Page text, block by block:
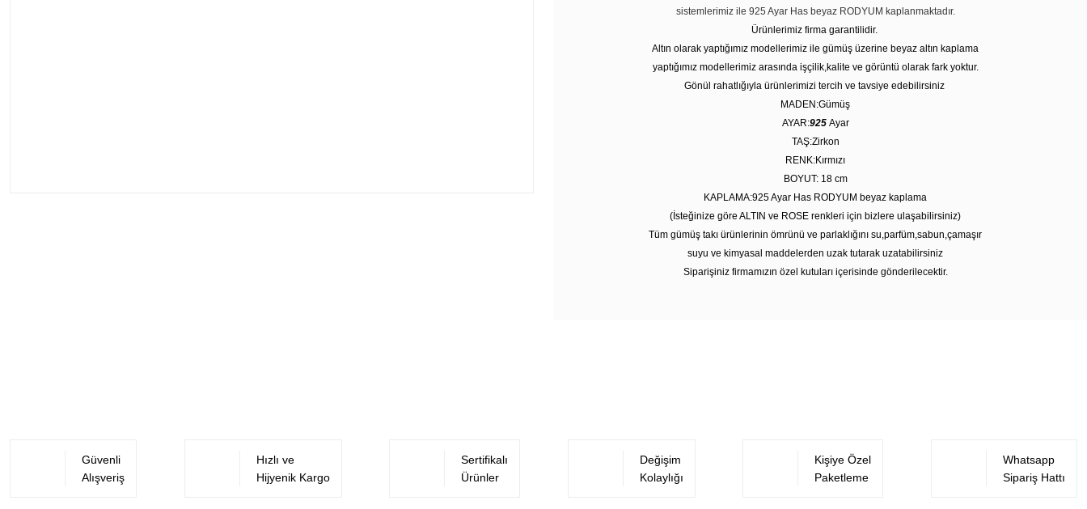
sistemlerimiz ile 925 Ayar Has beyaz RODYUM kaplanmaktadır.
Ürünlerimiz firma garantilidir.
Altın olarak yaptığımız modellerimiz ile gümüş üzerine beyaz altın kaplama
yaptığımız modellerimiz arasında işçilik,kalite ve görüntü olarak fark yoktur.
Gönül rahatlığıyla ürünlerimizi tercih ve tavsiye edebilirsiniz
MADEN:Gümüş
AYAR:925 Ayar
TAŞ:Zirkon
RENK:Kırmızı
BOYUT: 18 cm
KAPLAMA:925 Ayar Has RODYUM beyaz kaplama
(İsteğinize göre ALTIN ve ROSE renkleri için bizlere ulaşabilirsiniz)
Tüm gümüş takı ürünlerinin ömrünü ve parlaklığını su,parfüm,sabun,çamaşır
suyu ve kimyasal maddelerden uzak tutarak uzatabilirsiniz
Siparişiniz firmamızın özel kutuları içerisinde gönderilecektir.
Güvenli
Alışveriş
Hızlı ve
Hijyenik Kargo
Sertifikalı
Ürünler
Değişim
Kolaylığı
Kişiye Özel
Paketleme
Whatsapp
Sipariş Hattı